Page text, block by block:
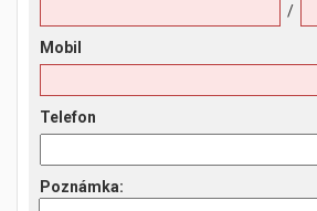
/
Mobil
Telefon
Poznámka: